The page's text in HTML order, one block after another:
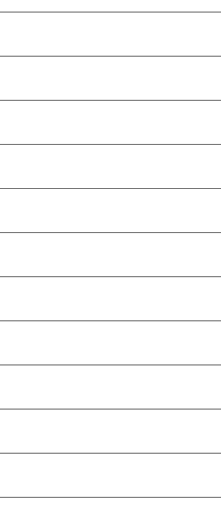
Republika Srpska
Plovdiv
Sofia
Lefkosia
Kair
Davao Region Metro
Erbil Governorate
Irbid Governorate